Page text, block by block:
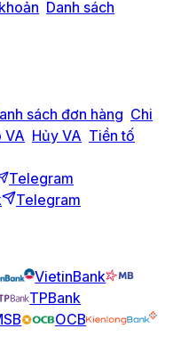
Danh sách
sách đơn hàng Chi
VA Hủy VA Tiền tố
Telegram
Telegram
VietinBank
TPBank
OCB